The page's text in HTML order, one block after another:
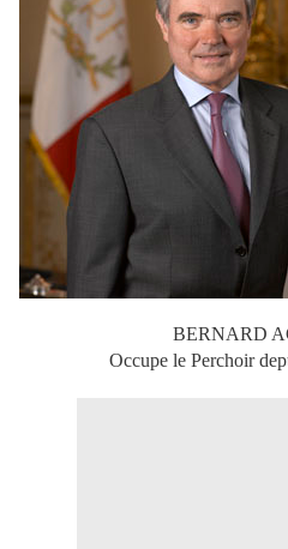
BERNARD
Occupe le Perchoir